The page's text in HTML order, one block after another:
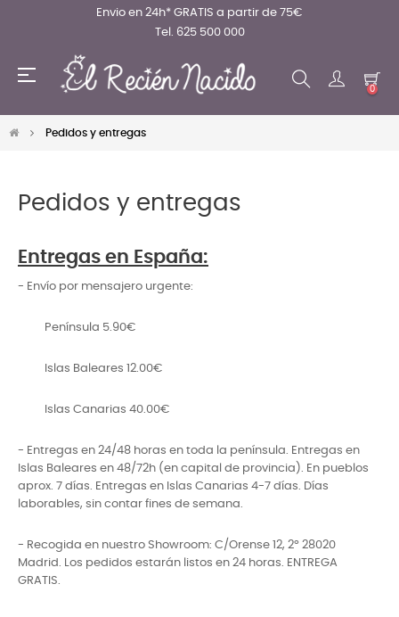
Envio en 24h* GRATIS a partir de 75€
Tel. 625 500 000
Navegación
☰
0
Pedidos y entregas
Pedidos y entregas
Entregas en España:
- Envío por mensajero urgente:
Península 5.90€
Islas Baleares 12.00€
Islas Canarias 40.00€
- Entregas en 24/48 horas en toda la península. Entregas en
Islas Baleares en 48/72h (en capital de provincia). En pueblos
aprox. 7 días. Entregas en Islas Canarias 4-7 días. Días
laborables, sin contar fines de semana.
- Recogida en nuestro Showroom: C/Orense 12, 2º 28020
Madrid. Los pedidos estarán listos en 24 horas. ENTREGA
GRATIS.